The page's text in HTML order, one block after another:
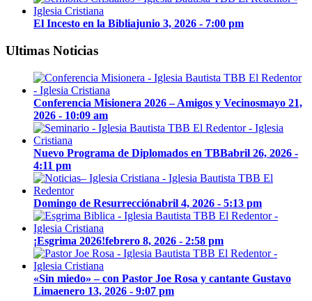
El Incesto en la Bibliajunio 3, 2026 - 7:00 pm
Ultimas Noticias
Conferencia Misionera 2026 – Amigos y Vecinosmayo 21,
2026 - 10:09 am
Nuevo Programa de Diplomados en TBBabril 26, 2026 -
4:11 pm
Domingo de Resurrecciónabril 4, 2026 - 5:13 pm
¡Esgrima 2026!febrero 8, 2026 - 2:58 pm
«Sin miedo» – con Pastor Joe Rosa y cantante Gustavo
Limaenero 13, 2026 - 9:07 pm